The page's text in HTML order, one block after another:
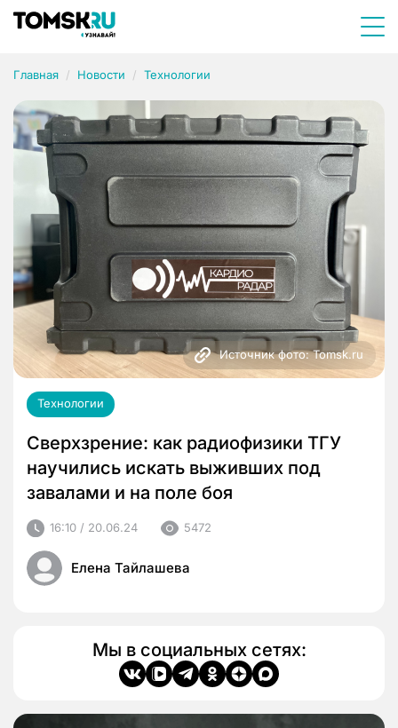
Главная Новости Технологии
Источник фото: Tomsk.ru
Технологии
Сверхзрение: как радиофизики ТГУ
научились искать выживших под
завалами и на поле боя
16:10 / 20.06.24 5472
Елена Тайлашева
Мы в социальных сетях: